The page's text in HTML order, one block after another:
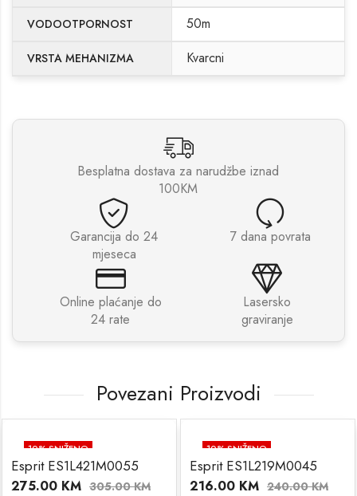
VODOOTPORNOST 50m
VRSTA MEHANIZMA Kvarcni
Besplatna dostava za narudžbe iznad
100KM
Garancija do 24
mjeseca
7 dana povrata
Online plaćanje do
24 rate
Lasersko
graviranje
Povezani Proizvodi
10% SNIŽENO
Esprit ES1L421M0055
275.00 KM 305.00KM
10% SNIŽENO
Esprit ES1L219M0045
216.00 KM 240.00KM